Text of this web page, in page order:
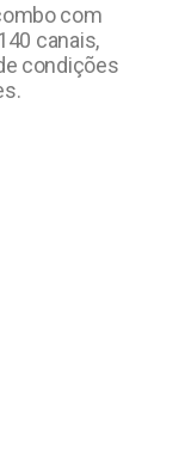
com
canais,
condições